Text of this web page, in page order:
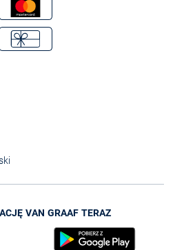
VAN GRAAF TERAZ